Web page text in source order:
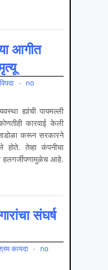
आगीत
विपदा - no
ह्यांची पायमल्ली
कारवाई केली
करून सरकारने
तेव्हा कंपनीचा
हलगर्जीपणामुळेच आहे.
संघर्ष
कायदा - no